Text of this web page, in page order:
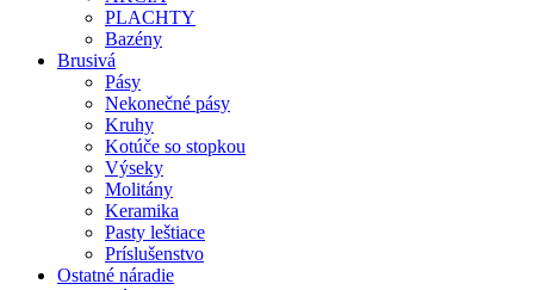
PLACHTY
Bazény
Brusivá
Pásy
Nekonečné pásy
Kruhy
Kotúče so stopkou
Výseky
Molitány
Keramika
Pasty leštiace
Príslušenstvo
Ostatné náradie